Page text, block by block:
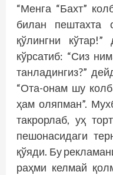
“Менга “Бахт”
билан пештахта
қўлингни
кўрсатиб: “Сиз
танладингиз?”
“Ота-онам шу
ҳам оляпман”.
такрорлаб, уҳ
пешонасидаги
қўяди. Бу
раҳми келмай